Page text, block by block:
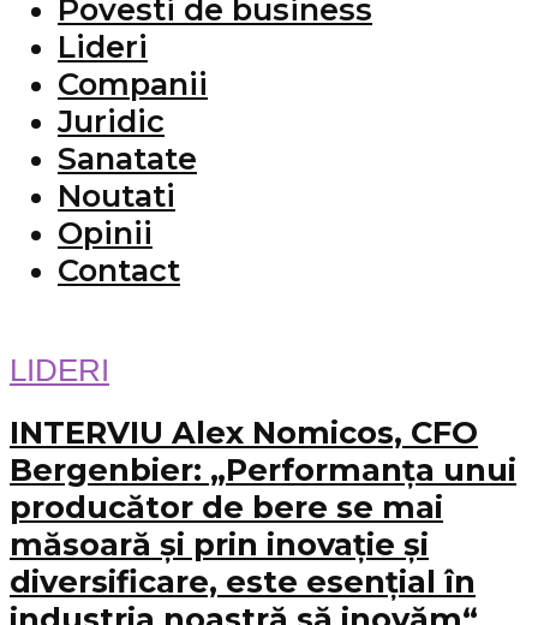
Povesti de business
Lideri
Companii
Juridic
Sanatate
Noutati
Opinii
Contact
LIDERI
INTERVIU Alex Nomicos, CFO
Bergenbier: „Performanța unui
producător de bere se mai
măsoară și prin inovație și
diversificare, este esențial în